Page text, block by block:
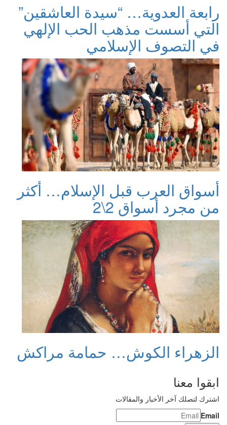
رابعة العدوية… “سيدة العاشقين”
التي أسست مذهب الحب الإلهي
في التصوف الإسلامي
أسواق العرب قبل الإسلام… أكثر
من مجرد أسواق 2\2
الزهراء الكوش… حمامة مراكش
ابقوا معنا
اشترك لتصلك آخر الأخبار والمقالات
Email